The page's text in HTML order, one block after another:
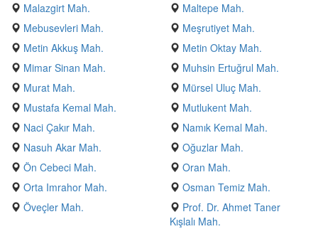
Malazgirt Mah.
Maltepe Mah.
Mebusevleri Mah.
Meşrutiyet Mah.
Metin Akkuş Mah.
Metin Oktay Mah.
Mimar Sinan Mah.
Muhsin Ertuğrul Mah.
Murat Mah.
Mürsel Uluç Mah.
Mustafa Kemal Mah.
Mutlukent Mah.
Naci Çakır Mah.
Namık Kemal Mah.
Nasuh Akar Mah.
Oğuzlar Mah.
Ön Cebeci Mah.
Oran Mah.
Orta Imrahor Mah.
Osman Temiz Mah.
Öveçler Mah.
Prof. Dr. Ahmet Taner
Kışlalı Mah.